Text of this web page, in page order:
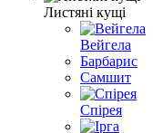
Листяні кущі
Вейгела
Барбарис
Самшит
Спірея